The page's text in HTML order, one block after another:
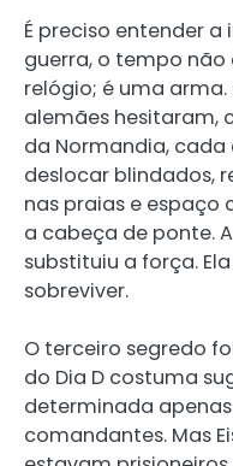
É preciso entender
guerra, o tempo
relógio; é uma
alemães hesitaram,
da Normandia,
deslocar blindados,
nas praias e
a cabeça de ponte.
substituiu a força.
sobreviver.
O terceiro segredo
do Dia D costuma
determinada
comandantes. Mas